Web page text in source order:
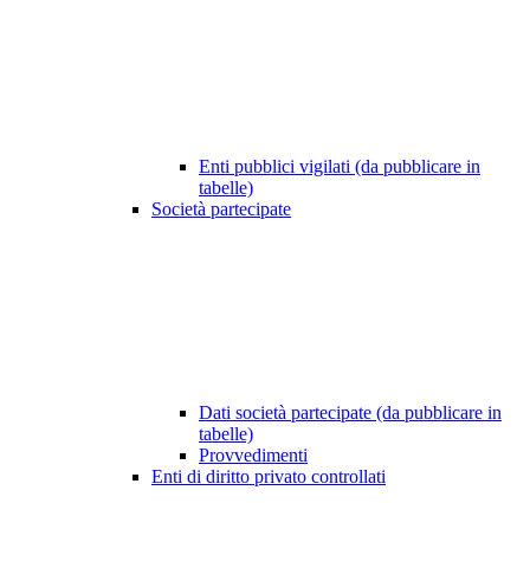
Enti pubblici vigilati (da pubblicare in
tabelle)
Società partecipate
Dati società partecipate (da pubblicare in
tabelle)
Provvedimenti
Enti di diritto privato controllati